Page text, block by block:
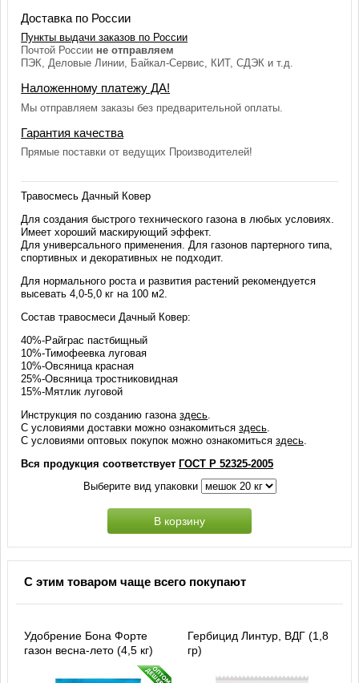
Доставка по России
Пункты выдачи заказов по России
Почтой России не отправляем
ПЭК, Деловые Линии, Байкал-Сервис, КИТ, СДЭК и т.д.
Наложенному платежу ДА!
Мы отправляем заказы без предварительной оплаты.
Гарантия качества
Прямые поставки от ведущих Производителей!
Травосмесь Дачный Ковер
Для создания быстрого технического газона в любых условиях.
Имеет хороший маскирующий эффект.
Для универсального применения. Для газонов партерного типа,
спортивных и декоративных не подходит.
Для нормального роста и развития растений рекомендуется
высевать 4,0-5,0 кг на 100 м2.
Состав травосмеси Дачный Ковер:
40%-Райграс пастбищный
10%-Тимофеевка луговая
10%-Овсяница красная
25%-Овсяница тростниковидная
15%-Мятлик луговой
Инструкция по созданию газоназдесь.
С условиями доставки можно ознакомитьсяздесь.
С условиями оптовых покупок можно ознакомитьсяздесь.
Вся продукция соответствует ГОСТ Р 52325-2005
Выберите вид упаковки
В корзину
С этим товаром чаще всего покупают
Удобрение Бона Форте
газон весна-лето (4,5 кг)
Гербицид Линтур, ВДГ (1,8
гр)